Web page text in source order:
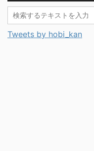
Tweets by hobi_kan